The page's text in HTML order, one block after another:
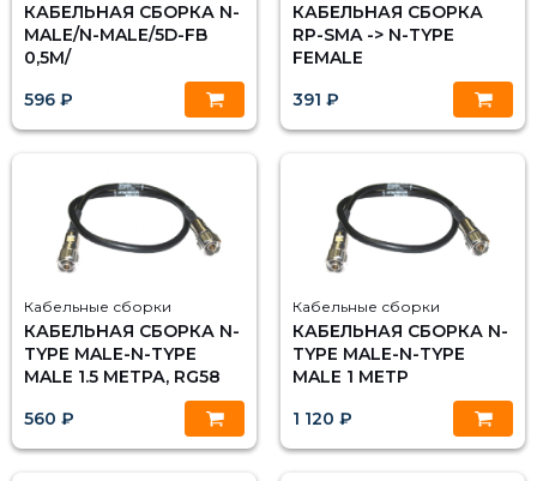
КАБЕЛЬНАЯ СБОРКА N-
MALE/N-MALE/5D-FB
0,5М/
596 ₽
КАБЕЛЬНАЯ СБОРКА
RP-SMA -> N-TYPE
FEMALE
391 ₽
Кабельные сборки
КАБЕЛЬНАЯ СБОРКА N-
TYPE MALE-N-TYPE
MALE 1.5 МЕТРА, RG58
560 ₽
Кабельные сборки
КАБЕЛЬНАЯ СБОРКА N-
TYPE MALE-N-TYPE
MALE 1 МЕТР
1 120 ₽